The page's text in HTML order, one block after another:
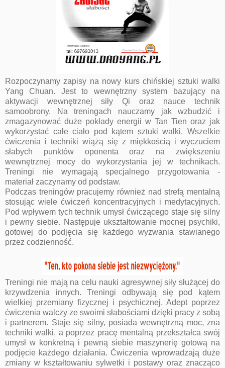
Rozpoczynamy zapisy na nowy kurs chińskiej sztuki walki
Yang Chuan. Jest to wewnętrzny system bazujący na
aktywacji wewnętrznej siły Qi oraz nauce technik
samoobrony. Na treningach nauczamy jak wzbudzić i
zmagazynować duże pokłady energii w Tan Tien oraz jak
wykorzystać całe ciało pod kątem sztuki walki. Wszelkie
ćwiczenia i techniki wiążą się z miękkością i wyczuciem
słabych punktów oponenta oraz na zwiększeniu
wewnętrznej mocy do wykorzystania jej w technikach.
Treningi nie wymagają specjalnego przygotowania -
materiał zaczynamy od podstaw.
Podczas treningów pracujemy również nad strefą mentalną
stosując wiele ćwiczeń koncentracyjnych i medytacyjnych.
Pod wpływem tych technik umysł ćwiczącego staje się silny
i pewny siebie. Następuje ukształtowanie mocnej psychiki,
gotowej do podjęcia się każdego wyzwania stawianego
przez codzienność.
Treningi nie mają na celu nauki agresywnej siły służącej do
krzywdzenia innych. Treningi odbywają się pod kątem
wielkiej przemiany fizycznej i psychicznej. Adept poprzez
ćwiczenia walczy ze swoimi słabościami dzięki pracy z sobą
i partnerem. Staje się silny, posiada wewnętrzną moc, zna
techniki walki, a poprzez pracę mentalną przekształca swój
umysł w konkretną i pewną siebie maszynerię gotową na
podjęcie każdego działania. Ćwiczenia wprowadzają duże
zmiany w kształtowaniu sylwetki i postawy oraz znacząco